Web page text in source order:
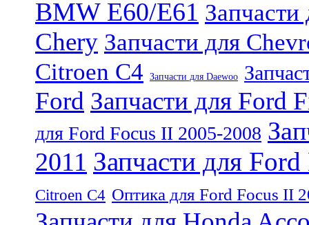
BMW E60/E61
Chery Запчасти для
Citroen C4
Запчасти для Daewoo
Ford Запчасти для Ford
для Ford Focus II 2005-2008
2011 Запчасти для
Citroen C4 Оптика для Ford Focus II